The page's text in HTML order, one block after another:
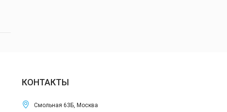
КОНТАКТЫ
Смольная 63Б, Москва